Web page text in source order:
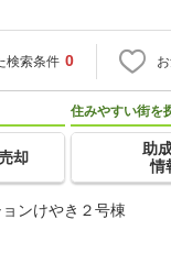
検索条件 0
却
住みやすい街を
助
情
ンけやき２号棟